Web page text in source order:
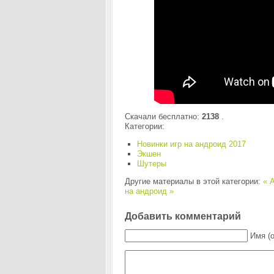
Скачали бесплатно: 2138.
Категории:
Новинки игр на андроид 2017
Экшен
Шутеры
Другие материалы в этой категории: «
на андроид »
Добавить комментарий
Имя